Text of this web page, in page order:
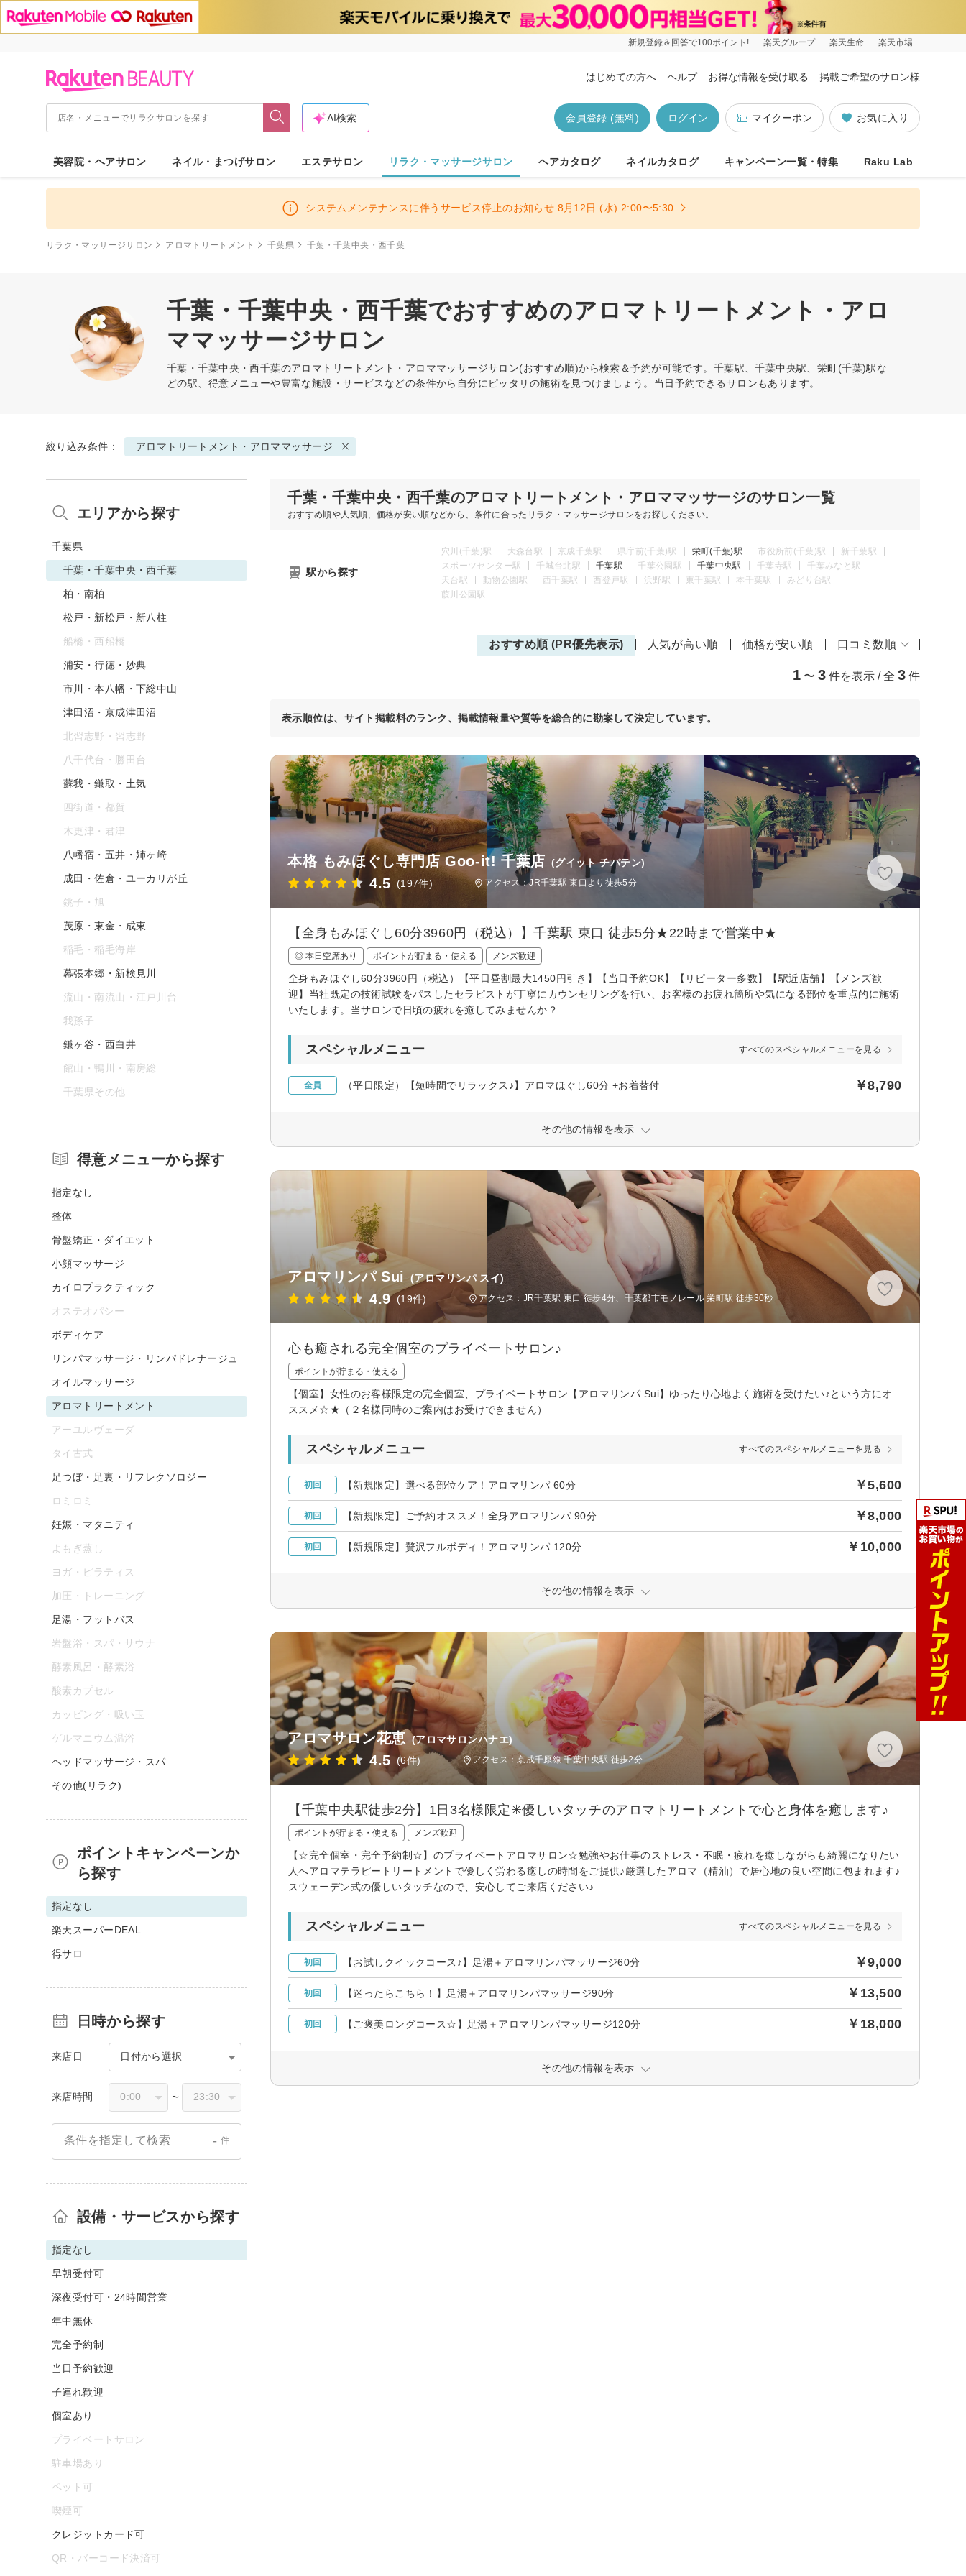
新規登録＆回答で100ポイント! 楽天グループ 楽天生命 楽天市場
はじめての方へ ヘルプ お得な情報を受け取る 掲載ご希望のサロン様
お気に入り
マイクーポン
ログイン
会員登録 (無料)
AI検索
美容院・ヘアサロン ネイル・まつげサロン エステサロン リラク・マッサージサロン ヘアカタログ ネイルカタログ キャンペーン一覧・特集 Raku Lab
システムメンテナンスに伴うサービス停止のお知らせ 8月12日 (水) 2:00〜5:30
リラク・マッサージサロン アロマトリートメント 千葉県 千葉・千葉中央・西千葉
千葉・千葉中央・西千葉でおすすめのアロマトリートメント・アロ
ママッサージサロン
千葉・千葉中央・西千葉のアロマトリートメント・アロママッサージサロン(おすすめ順)から検索＆予約が可能です。千葉駅、千葉中央駅、栄町(千葉)駅な
どの駅、得意メニューや豊富な施設・サービスなどの条件から自分にピッタリの施術を見つけましょう。当日予約できるサロンもあります。
絞り込み条件： アロマトリートメント・アロママッサージ
千葉・千葉中央・西千葉のアロマトリートメント・アロママッサージのサロン一覧
おすすめ順や人気順、価格が安い順などから、条件に合ったリラク・マッサージサロンをお探しください。
駅から探す
穴川(千葉)駅 大森台駅 京成千葉駅 県庁前(千葉)駅 栄町(千葉)駅 市役所前(千葉)駅
新千葉駅
スポーツセンター駅
千城台北駅 千葉駅 千葉公園駅 千葉中央駅 千葉寺駅
千葉みなと駅
天台駅
動物公園駅 西千葉駅 西登戸駅 浜野駅 東千葉駅 本千葉駅
みどり台駅
葭川公園駅
おすすめ順 (PR優先表示) 人気が高い順 価格が安い順 口コミ数順
1 〜 3 件を表示 / 全 3 件
表示順位は、サイト掲載料のランク、掲載情報量や質等を総合的に勘案して決定しています。
本格 もみほぐし専門店 Goo-it! 千葉店 (グイット チバテン)
4.5 (197件) アクセス：JR千葉駅 東口より徒歩5分
【全身もみほぐし60分3960円（税込）】千葉駅 東口 徒歩5分★22時まで営業中★
◎ 本日空席あり ポイントが貯まる・使える メンズ歓迎
全身もみほぐし60分3960円（税込）【平日昼割最大1450円引き】【当日予約OK】【リピーター多数】【駅近店舗】【メンズ歓
迎】当社既定の技術試験をパスしたセラピストが丁寧にカウンセリングを行い、お客様のお疲れ箇所や気になる部位を重点的に施術
いたします。当サロンで日頃の疲れを癒してみませんか？
スペシャルメニュー すべてのスペシャルメニューを見る
全員 （平日限定）【短時間でリラックス♪】アロマほぐし60分 +お着替付 ￥8,790
その他の情報を表示
アロマリンパ Sui (アロマリンパ スイ)
4.9 (19件) アクセス：JR千葉駅 東口 徒歩4分、千葉都市モノレール 栄町駅 徒歩30秒
心も癒される完全個室のプライベートサロン♪
ポイントが貯まる・使える
【個室】女性のお客様限定の完全個室、プライベートサロン【アロマリンパ Sui】ゆったり心地よく施術を受けたい♪という方にオ
ススメ☆★（２名様同時のご案内はお受けできません）
スペシャルメニュー すべてのスペシャルメニューを見る
初回 【新規限定】選べる部位ケア！アロマリンパ 60分 ￥5,600
初回 【新規限定】ご予約オススメ！全身アロマリンパ 90分 ￥8,000
初回 【新規限定】贅沢フルボディ！アロマリンパ 120分 ￥10,000
その他の情報を表示
アロマサロン花恵 (アロマサロンハナエ)
4.5 (6件) アクセス：京成千原線 千葉中央駅 徒歩2分
【千葉中央駅徒歩2分】1日3名様限定✳︎優しいタッチのアロマトリートメントで心と身体を癒します♪
ポイントが貯まる・使える メンズ歓迎
【☆完全個室・完全予約制☆】のプライベートアロマサロン☆勉強やお仕事のストレス・不眠・疲れを癒しながらも綺麗になりたい
人へアロマテラピートリートメントで優しく労わる癒しの時間をご提供♪厳選したアロマ（精油）で居心地の良い空間に包まれます♪
スウェーデン式の優しいタッチなので、安心してご来店ください♪
スペシャルメニュー すべてのスペシャルメニューを見る
初回 【お試しクイックコース♪】足湯＋アロマリンパマッサージ60分 ￥9,000
初回 【迷ったらこちら！】足湯＋アロマリンパマッサージ90分 ￥13,500
初回 【ご褒美ロングコース☆】足湯＋アロマリンパマッサージ120分 ￥18,000
その他の情報を表示
エリアから探す
千葉県
千葉・千葉中央・西千葉
柏・南柏
松戸・新松戸・新八柱
船橋・西船橋
浦安・行徳・妙典
市川・本八幡・下総中山
津田沼・京成津田沼
北習志野・習志野
八千代台・勝田台
蘇我・鎌取・土気
四街道・都賀
木更津・君津
八幡宿・五井・姉ヶ崎
成田・佐倉・ユーカリが丘
銚子・旭
茂原・東金・成東
稲毛・稲毛海岸
幕張本郷・新検見川
流山・南流山・江戸川台
我孫子
鎌ヶ谷・西白井
館山・鴨川・南房総
千葉県その他
得意メニューから探す
指定なし
整体
骨盤矯正・ダイエット
小顔マッサージ
カイロプラクティック
オステオパシー
ボディケア
リンパマッサージ・リンパドレナージュ
オイルマッサージ
アロマトリートメント
アーユルヴェーダ
タイ古式
足つぼ・足裏・リフレクソロジー
ロミロミ
妊娠・マタニティ
よもぎ蒸し
ヨガ・ピラティス
加圧・トレーニング
足湯・フットバス
岩盤浴・スパ・サウナ
酵素風呂・酵素浴
酸素カプセル
カッピング・吸い玉
ゲルマニウム温浴
ヘッドマッサージ・スパ
その他(リラク)
ポイントキャンペーンか
ら探す
指定なし
楽天スーパーDEAL
得サロ
日時から探す
来店日 日付から選択
来店時間 〜
条件を指定して検索 - 件
設備・サービスから探す
指定なし
早朝受付可
深夜受付可・24時間営業
年中無休
完全予約制
当日予約歓迎
子連れ歓迎
個室あり
プライベートサロン
駐車場あり
ペット可
喫煙可
クレジットカード可
QR・バーコード決済可